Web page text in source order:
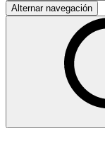
Alternar navegación